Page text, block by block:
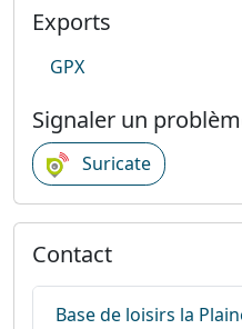
Exports
GPX
Signaler un
Suricate
Contact
Base de loisirs la